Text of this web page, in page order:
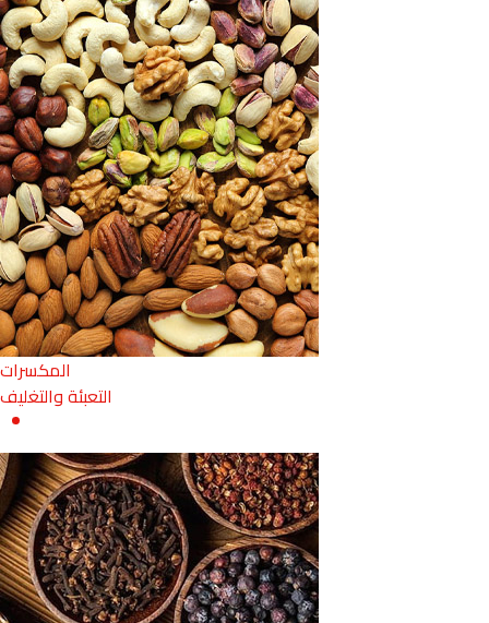
المكسرات
التعبئة والتغليف